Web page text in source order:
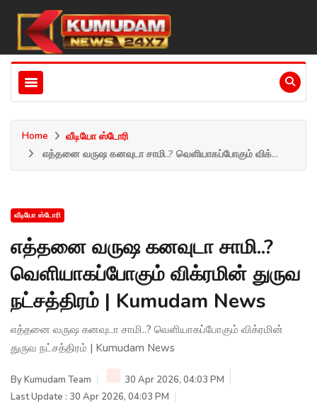
Home
வீடியோ ஸ்டோரி
எத்தனை வருஷ கனவுடா சாமி..? வெளியாகப்போகும் விக்...
வீடியோ ஸ்டோரி
எத்தனை வருஷ கனவுடா சாமி..?
வெளியாகப்போகும் விக்ரமின் துருவ
நட்சத்திரம் | Kumudam News
எத்தனை வருஷ கனவுடா சாமி..? வெளியாகப்போகும் விக்ரமின்
துருவ நட்சத்திரம் | Kumudam News
ByKumudam Team
30 Apr 2026, 04:03 PM
Last Update : 30 Apr 2026, 04:03 PM